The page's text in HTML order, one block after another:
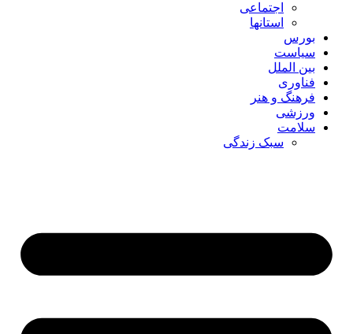
اجتماعی
استانها
بورس
سیاست
بین الملل
فناوری
فرهنگ و هنر
ورزشی
سلامت
سبک زندگی